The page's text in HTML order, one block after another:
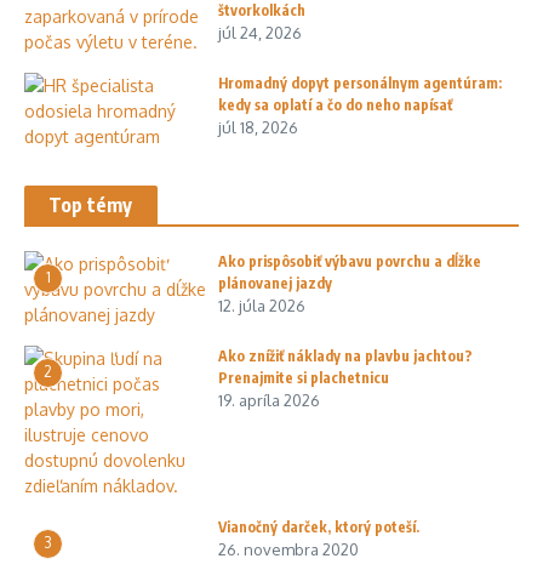
štvorkolkách
júl 24, 2026
Hromadný dopyt personálnym agentúram:
kedy sa oplatí a čo do neho napísať
júl 18, 2026
Top témy
1
Ako prispôsobiť výbavu povrchu a dĺžke
plánovanej jazdy
12. júla 2026
2
Ako znížiť náklady na plavbu jachtou?
Prenajmite si plachetnicu
19. apríla 2026
3
Vianočný darček, ktorý poteší.
26. novembra 2020